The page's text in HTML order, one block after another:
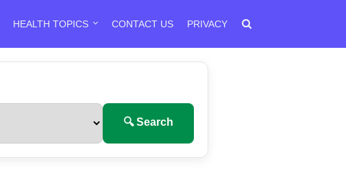
HEALTH TOPICS CONTACT US PRIVACY
🔍 Search